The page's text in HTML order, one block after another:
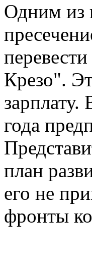
Одним из
Крезо".
года
план
его не
фронты